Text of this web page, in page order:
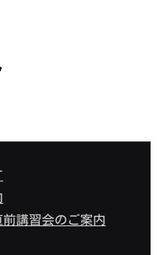
講習会のご案内